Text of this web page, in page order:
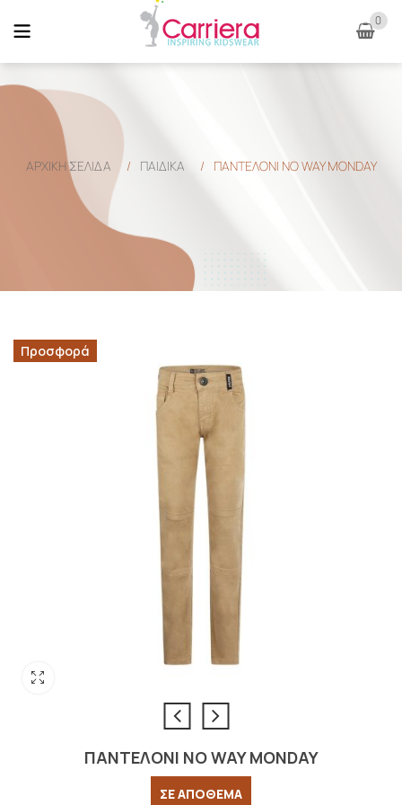
0
ΑΡΧΙΚΉ ΣΕΛΊΔΑ / ΠΑΙΔΙΚΑ / ΠΑΝΤΕΛΟΝΙ NO WAY MONDAY
Προσφορά
ΠΑΝΤΕΛΟΝΙ NO WAY MONDAY
ΣΕ ΑΠΟΘΕΜΑ